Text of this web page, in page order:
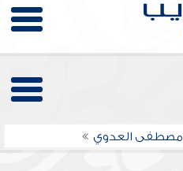
مصطفى العدوي